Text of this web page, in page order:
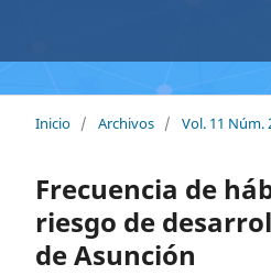
Inicio / Archivos / Vol. 11 Núm.
Frecuencia de
riesgo de
de Asunción